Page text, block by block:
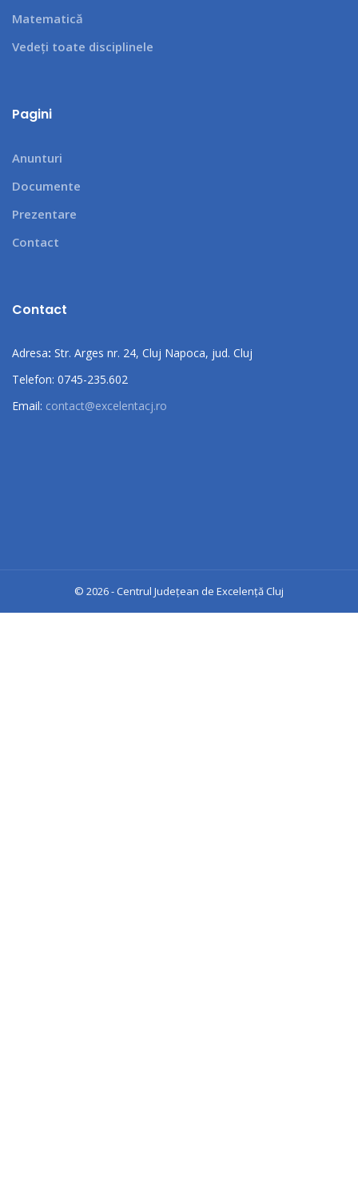
Matematică
Vedeți toate disciplinele
Pagini
Anunturi
Documente
Prezentare
Contact
Contact
Adresa: Str. Arges nr. 24, Cluj Napoca, jud. Cluj
Telefon: 0745-235.602
Email: contact@excelentacj.ro
© 2026 - Centrul Județean de Excelență Cluj